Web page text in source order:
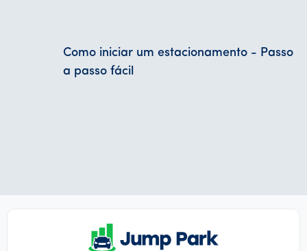
Como iniciar um estacionamento - Passo
a passo fácil